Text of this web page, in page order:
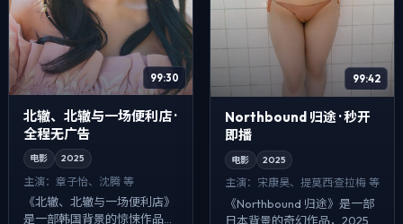
99:30
北辙、北辙与一场便利店 ·
全程无广告
电影 2025
主演： 章子怡、沈腾 等
《北辙、北辙与一场便利店》
是一部韩国背景的惊悚作品，
99:42
Northbound 归途 · 秒开
即播
电影 2025
主演： 宋康昊、提莫西·查拉梅 等
《Northbound 归途》是一部
日本背景的奇幻作品，2025